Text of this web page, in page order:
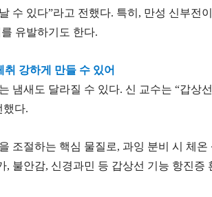
수 있다”라고 전했다. 특히, 만성 신부전
유발하기도 한다.
취 강하게 만들 수 있어
냄새도 달라질 수 있다. 신 교수는 “갑상
했다.
조절하는 핵심 물질로, 과잉 분비 시 체
, 불안감, 신경과민 등 갑상선 기능 항진